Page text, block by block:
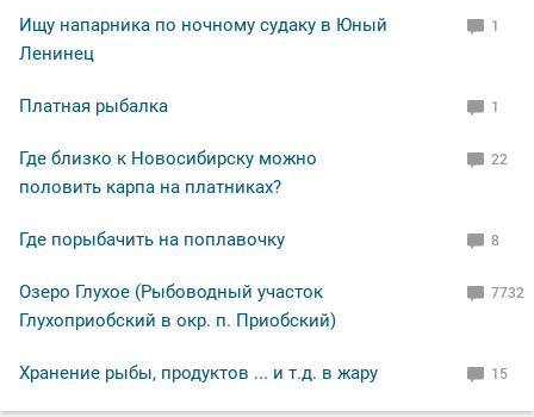
Ищу напарника по ночному судаку в Юный
Ленинец
1
Платная рыбалка 1
Где близко к Новосибирску можно
половить карпа на платниках?
22
Где порыбачить на поплавочку 8
Озеро Глухое (Рыбоводный участок
Глухоприобский в окр. п. Приобский)
7732
Хранение рыбы, продуктов ... и т.д. в жару 15